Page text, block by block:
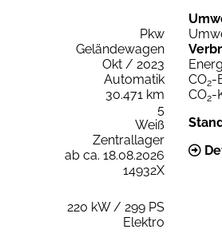
Pkw
Geländewagen
Okt / 2023
Automatik
30.471 km
5
Weiß
Zentrallager
ab ca. 18.08.2026
14932X
220 kW / 299 PS
Elektro
CO2-
CO2-